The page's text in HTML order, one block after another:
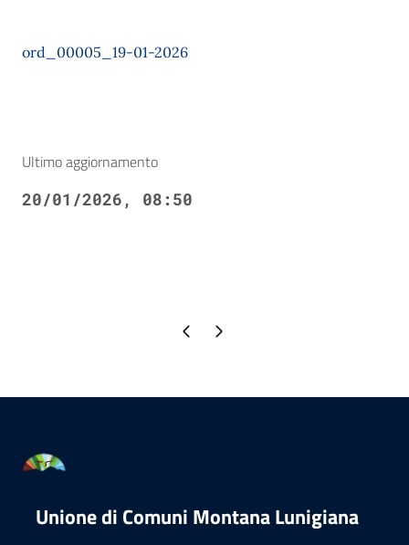
ord_00005_19-01-2026
Ultimo aggiornamento
20/01/2026, 08:50
Pagina precedente
Pagina successiva
Unione di Comuni Montana Lunigiana